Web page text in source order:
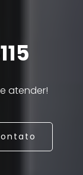
atender!